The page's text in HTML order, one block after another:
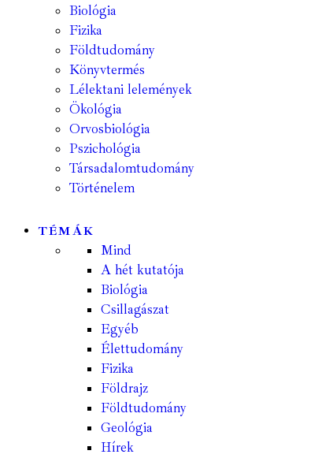
Biológia
Fizika
Földtudomány
Könyvtermés
Lélektani lelemények
Ökológia
Orvosbiológia
Pszichológia
Társadalomtudomány
Történelem
TÉMÁK
Mind
A hét kutatója
Biológia
Csillagászat
Egyéb
Élettudomány
Fizika
Földrajz
Földtudomány
Geológia
Hírek